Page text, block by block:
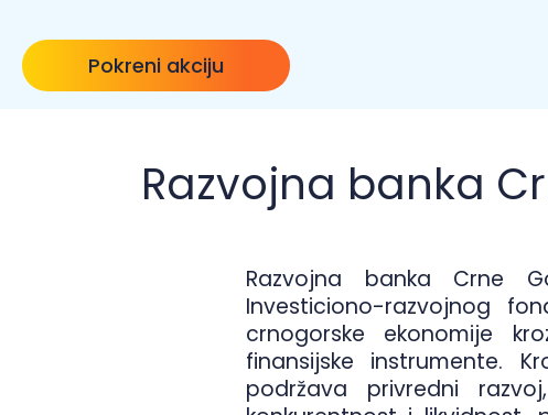
Pokreni akciju
Razvojna banka
Razvojna banka Crne
Investiciono-razvojnog
crnogorske ekonomije
finansijske instrumente.
podržava privredni